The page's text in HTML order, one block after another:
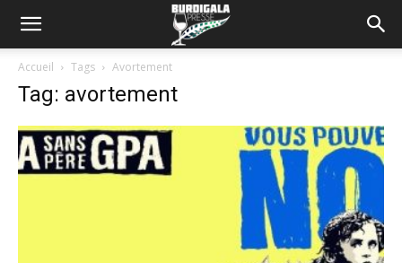
Accueil Tags Avortement
Tag: avortement